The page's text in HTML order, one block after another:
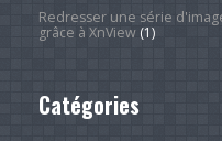
Redresser une série
grâce à XnView(1)
Catégories